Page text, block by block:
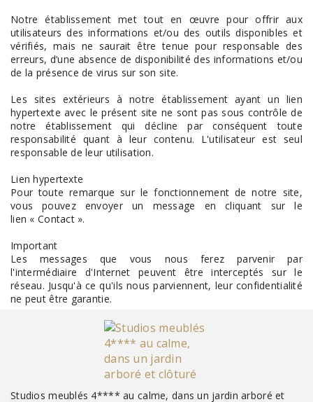
Notre établissement met tout en œuvre pour offrir aux
utilisateurs des informations et/ou des outils disponibles et
vérifiés, mais ne saurait être tenue pour responsable des
erreurs, d’une absence de disponibilité des informations et/ou
de la présence de virus sur son site.
Les sites extérieurs à notre établissement ayant un lien
hypertexte avec le présent site ne sont pas sous contrôle de
notre établissement qui décline par conséquent toute
responsabilité quant à leur contenu. L'utilisateur est seul
responsable de leur utilisation.
Lien hypertexte
Pour toute remarque sur le fonctionnement de notre site,
vous pouvez envoyer un message en cliquant sur le
lien « Contact ».
Important
Les messages que vous nous ferez parvenir par
l'intermédiaire d'Internet peuvent être interceptés sur le
réseau. Jusqu'à ce qu'ils nous parviennent, leur confidentialité
ne peut être garantie.
Studios meublés 4**** au calme, dans un jardin arboré et